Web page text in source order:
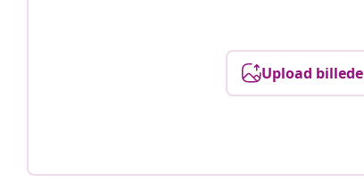
Upload billede